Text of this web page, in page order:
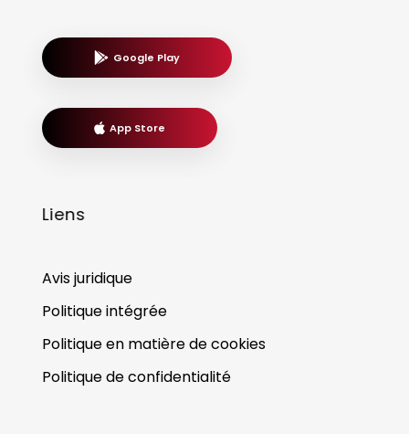
Google Play
App Store
Liens
Avis juridique
Politique intégrée
Politique en matière de cookies
Politique de confidentialité